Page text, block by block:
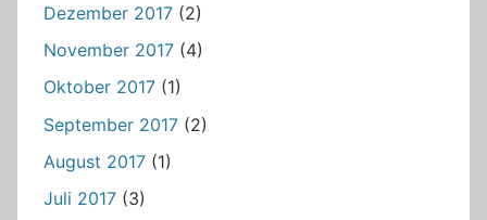
Dezember 2017 (2)
November 2017 (4)
Oktober 2017 (1)
September 2017 (2)
August 2017 (1)
Juli 2017 (3)